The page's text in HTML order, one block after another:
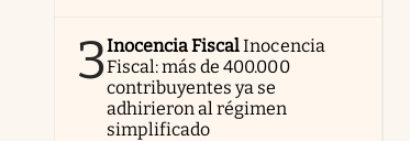
3Inocencia FiscalInocencia
Fiscal: más de 400.000
contribuyentes ya se
adhirieron al régimen
simplificado